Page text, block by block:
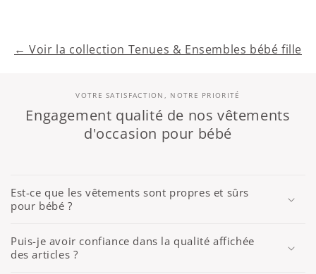
← Voir la collection Tenues & Ensembles bébé fille
VOTRE SATISFACTION, NOTRE PRIORITÉ
Engagement qualité de nos vêtements
d'occasion pour bébé
Est-ce que les vêtements sont propres et sûrs
pour bébé ?
Puis-je avoir confiance dans la qualité affichée
des articles ?